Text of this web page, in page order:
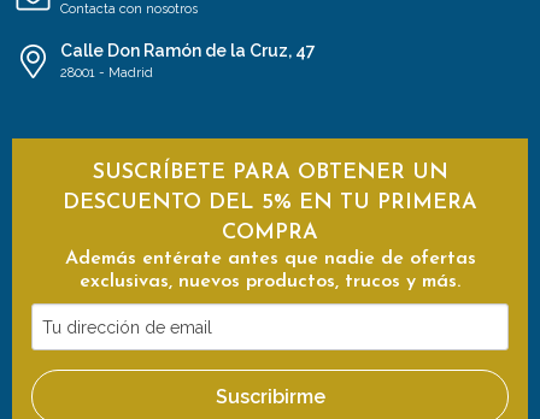
Contacta con nosotros
Calle Don Ramón de la Cruz, 47
28001 - Madrid
SUSCRÍBETE PARA OBTENER UN
DESCUENTO DEL 5% EN TU PRIMERA
COMPRA
Además entérate antes que nadie de ofertas
exclusivas, nuevos productos, trucos y más.
Tu
dirección
de
email
Suscribirme